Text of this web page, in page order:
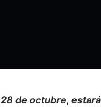
de octubre,